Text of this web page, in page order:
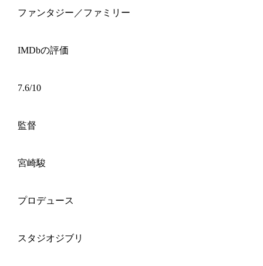
ファンタジー／ファミリー
IMDbの評価
7.6/10
監督
宮崎駿
プロデュース
スタジオジブリ